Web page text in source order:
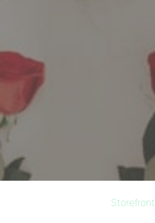
Storefront